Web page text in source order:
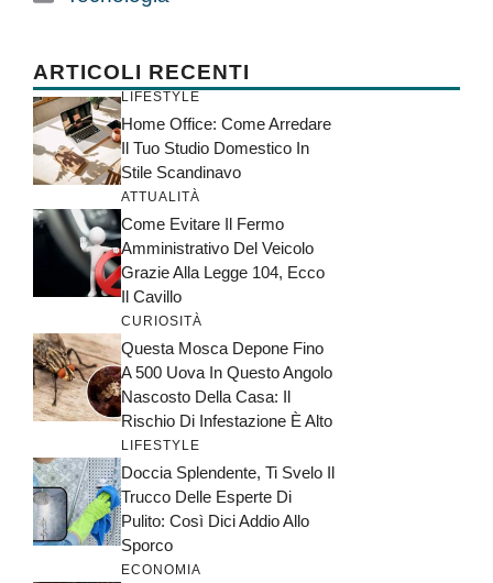
ARTICOLI RECENTI
LIFESTYLE
Home Office: Come Arredare
Il Tuo Studio Domestico In
Stile Scandinavo
ATTUALITÀ
Come Evitare Il Fermo
Amministrativo Del Veicolo
Grazie Alla Legge 104, Ecco
Il Cavillo
CURIOSITÀ
Questa Mosca Depone Fino
A 500 Uova In Questo Angolo
Nascosto Della Casa: Il
Rischio Di Infestazione È Alto
LIFESTYLE
Doccia Splendente, Ti Svelo Il
Trucco Delle Esperte Di
Pulito: Così Dici Addio Allo
Sporco
ECONOMIA